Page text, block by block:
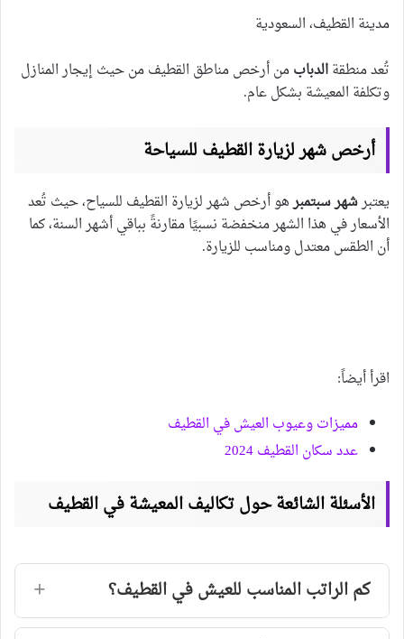
مدينة القطيف، السعودية
تُعد منطقةالدبابمن أرخص مناطق القطيف من حيث إيجار المنازل
وتكلفة المعيشة بشكل عام.
أرخص شهر لزيارة القطيف للسياحة
يعتبرشهر سبتمبرهو أرخص شهر لزيارة القطيف للسياح، حيث تُعد
الأسعار في هذا الشهر منخفضة نسبيًا مقارنةً بباقي أشهر السنة، كما
أن الطقس معتدل ومناسب للزيارة.
اقرأ أيضاً:
مميزات وعيوب العيش في القطيف
عدد سكان القطيف 2024
الأسئلة الشائعة حول تكاليف المعيشة في القطيف
كم الراتب المناسب للعيش في القطيف؟